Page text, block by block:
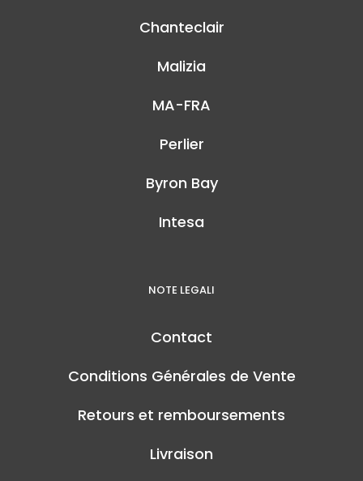
Chanteclair
Malizia
MA-FRA
Perlier
Byron Bay
Intesa
NOTE LEGALI
Contact
Conditions Générales de Vente
Retours et remboursements
Livraison